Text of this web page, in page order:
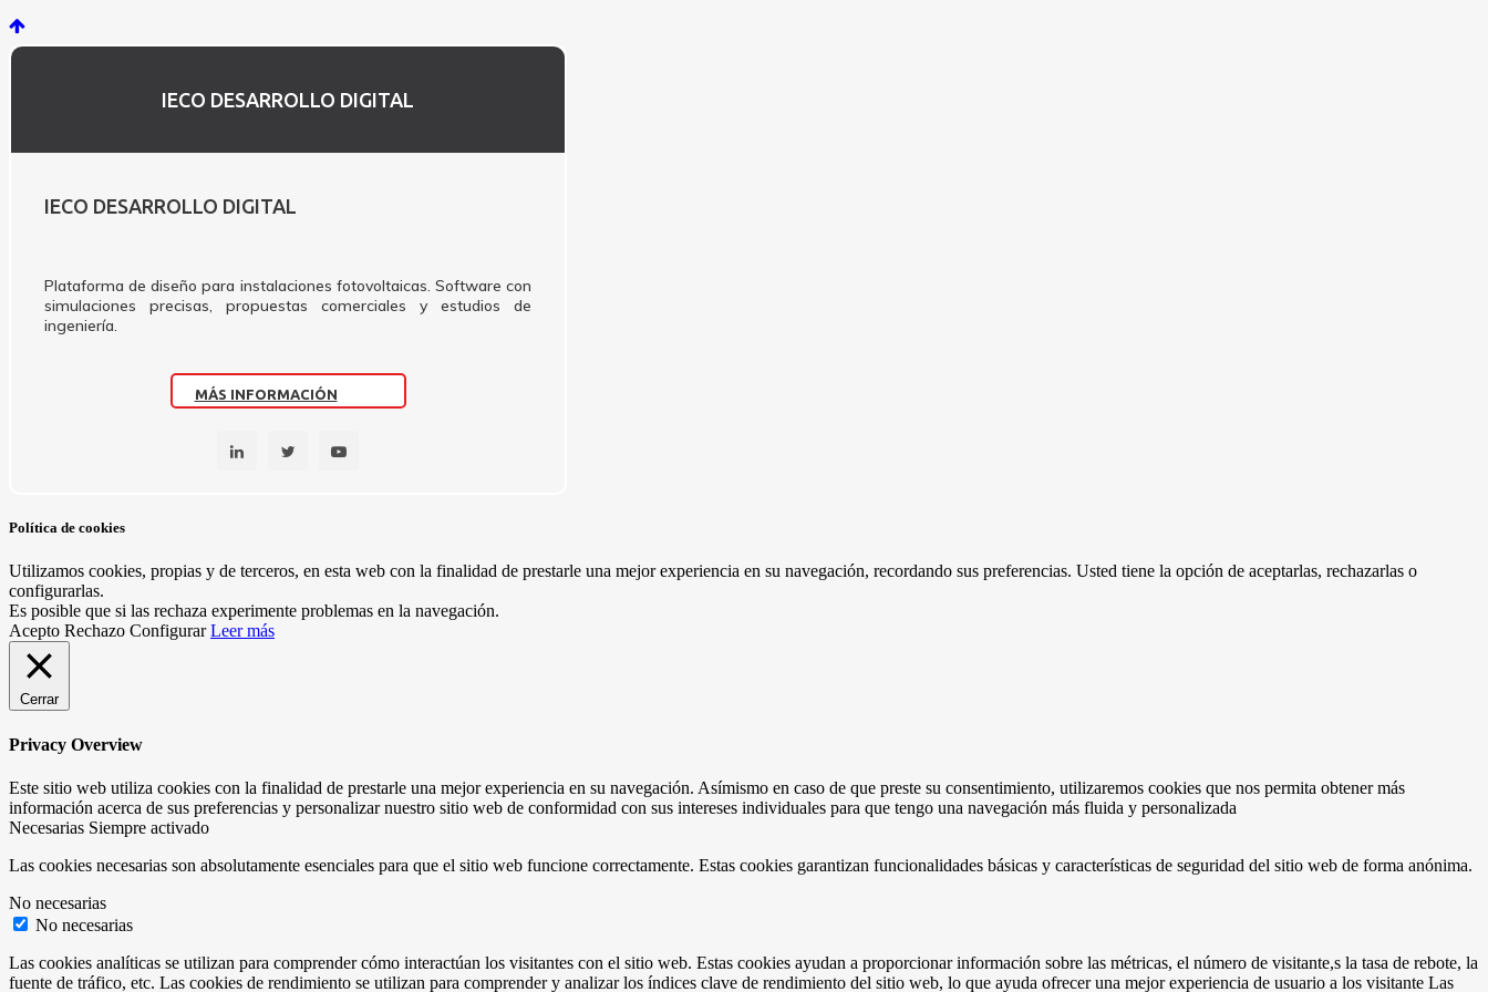
IECO DESARROLLO DIGITAL
IECO DESARROLLO DIGITAL
Plataforma de diseño para instalaciones fotovoltaicas. Software con
simulaciones precisas, propuestas comerciales y estudios de
ingeniería.
MÁS INFORMACIÓN
Política de cookies
Utilizamos cookies, propias y de terceros, en esta web con la finalidad de prestarle una mejor experiencia en su navegación, recordando sus preferencias. Usted tiene la opción de aceptarlas, rechazarlas o
configurarlas.
Es posible que si las rechaza experimente problemas en la navegación.
Acepto Rechazo Configurar Leer más
Cerrar
Privacy Overview
Este sitio web utiliza cookies con la finalidad de prestarle una mejor experiencia en su navegación. Asímismo en caso de que preste su consentimiento, utilizaremos cookies que nos permita obtener más
información acerca de sus preferencias y personalizar nuestro sitio web de conformidad con sus intereses individuales para que tengo una navegación más fluida y personalizada
Necesarias Siempre activado
Las cookies necesarias son absolutamente esenciales para que el sitio web funcione correctamente. Estas cookies garantizan funcionalidades básicas y características de seguridad del sitio web de forma anónima.
No necesarias
No necesarias
Las cookies analíticas se utilizan para comprender cómo interactúan los visitantes con el sitio web. Estas cookies ayudan a proporcionar información sobre las métricas, el número de visitante,s la tasa de rebote, la
fuente de tráfico, etc. Las cookies de rendimiento se utilizan para comprender y analizar los índices clave de rendimiento del sitio web, lo que ayuda ofrecer una mejor experiencia de usuario a los visitante Las